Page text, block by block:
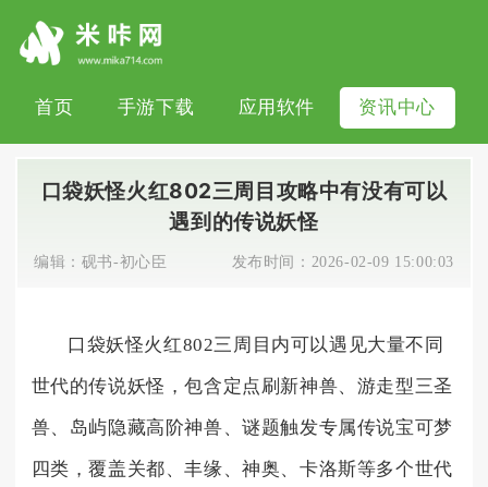
首页 手游下载 应用软件 资讯中心
口袋妖怪火红802三周目攻略中有没有可以
遇到的传说妖怪
编辑： 砚书-初心臣 发布时间： 2026-02-09 15:00:03
口袋妖怪火红802三周目内可以遇见大量不同
世代的传说妖怪，包含定点刷新神兽、游走型三圣
兽、岛屿隐藏高阶神兽、谜题触发专属传说宝可梦
四类，覆盖关都、丰缘、神奥、卡洛斯等多个世代